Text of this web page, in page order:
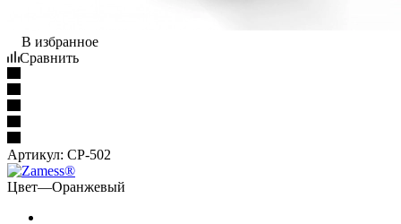
В избранное
Сравнить
Артикул: CP-502
Цвет—Оранжевый